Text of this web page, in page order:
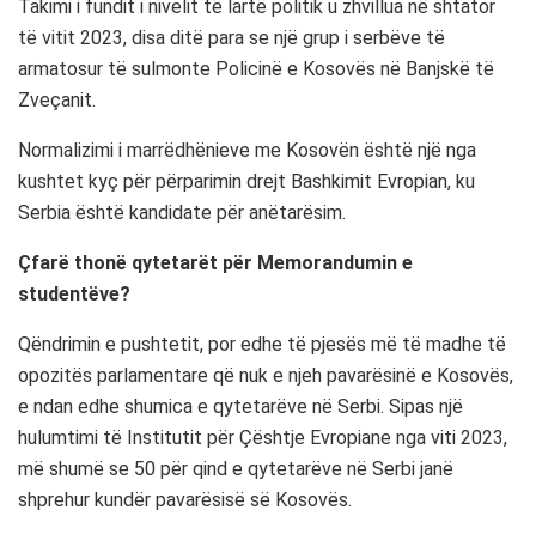
Takimi i fundit i nivelit të lartë politik u zhvillua në shtator
të vitit 2023, disa ditë para se një grup i serbëve të
armatosur të sulmonte Policinë e Kosovës në Banjskë të
Zveçanit.
Normalizimi i marrëdhënieve me Kosovën është një nga
kushtet kyç për përparimin drejt Bashkimit Evropian, ku
Serbia është kandidate për anëtarësim.
Çfarë thonë qytetarët për Memorandumin e
studentëve?
Qëndrimin e pushtetit, por edhe të pjesës më të madhe të
opozitës parlamentare që nuk e njeh pavarësinë e Kosovës,
e ndan edhe shumica e qytetarëve në Serbi. Sipas një
hulumtimi të Institutit për Çështje Evropiane nga viti 2023,
më shumë se 50 për qind e qytetarëve në Serbi janë
shprehur kundër pavarësisë së Kosovës.